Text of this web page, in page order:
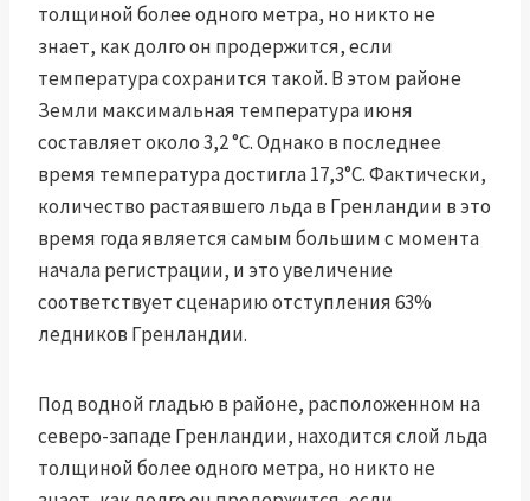
толщиной более одного метра, но никто не
знает, как долго он продержится, если
температура сохранится такой. В этом районе
Земли максимальная температура июня
составляет около 3,2 °C. Однако в последнее
время температура достигла 17,3°C. Фактически,
количество растаявшего льда в Гренландии в это
время года является самым большим с момента
начала регистрации, и это увеличение
соответствует сценарию отступления 63%
ледников Гренландии.
Под водной гладью в районе, расположенном на
северо-западе Гренландии, находится слой льда
толщиной более одного метра, но никто не